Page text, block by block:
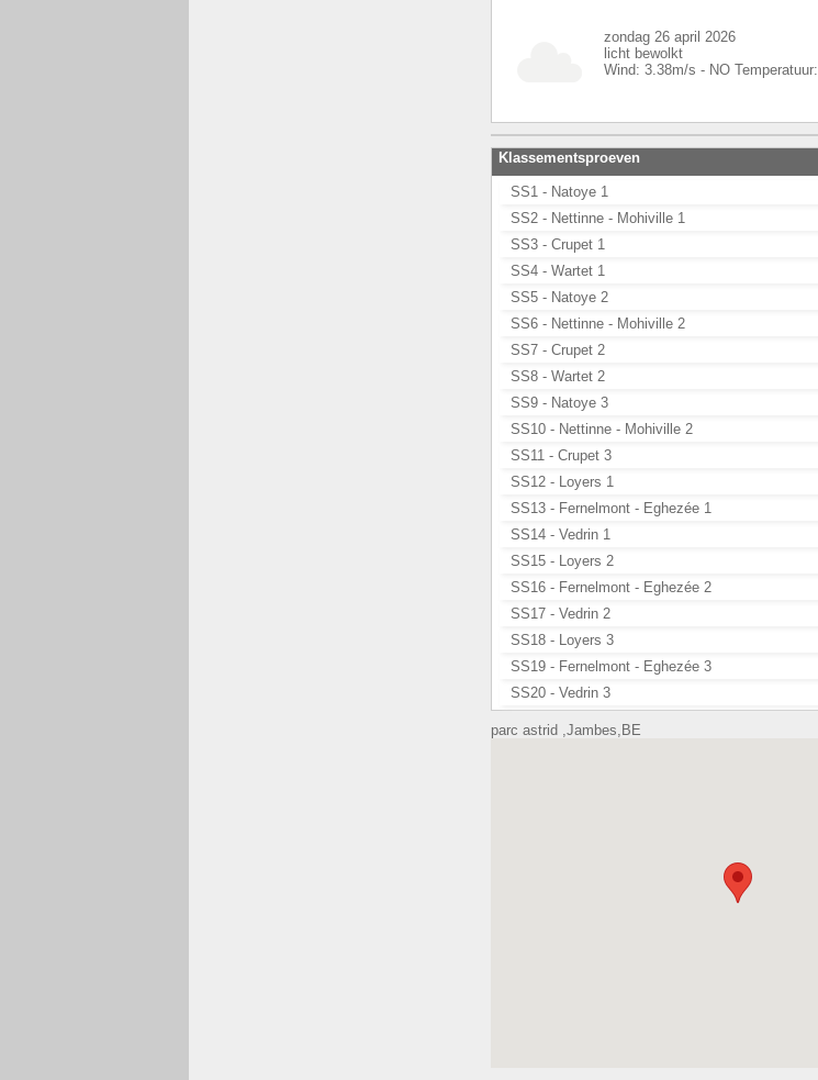
zondag 26 april 2026
licht bewolkt
Wind: 3.38m/s - NO Temperatuur:
Klassementsproeven
SS1 - Natoye 1
SS2 - Nettinne - Mohiville 1
SS3 - Crupet 1
SS4 - Wartet 1
SS5 - Natoye 2
SS6 - Nettinne - Mohiville 2
SS7 - Crupet 2
SS8 - Wartet 2
SS9 - Natoye 3
SS10 - Nettinne - Mohiville 2
SS11 - Crupet 3
SS12 - Loyers 1
SS13 - Fernelmont - Eghezée 1
SS14 - Vedrin 1
SS15 - Loyers 2
SS16 - Fernelmont - Eghezée 2
SS17 - Vedrin 2
SS18 - Loyers 3
SS19 - Fernelmont - Eghezée 3
SS20 - Vedrin 3
parc astrid ,Jambes,BE